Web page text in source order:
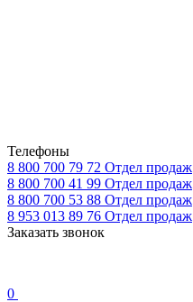
Телефоны
8 800 700 79 72 Отдел продаж
8 800 700 41 99 Отдел продаж
8 800 700 53 88 Отдел продаж
8 953 013 89 76 Отдел продаж
Заказать звонок
0